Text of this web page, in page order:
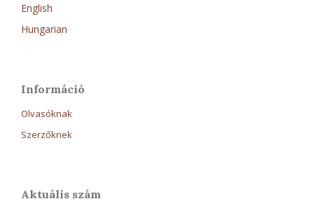
English
Hungarian
Információ
Olvasóknak
Szerzőknek
Aktuális szám